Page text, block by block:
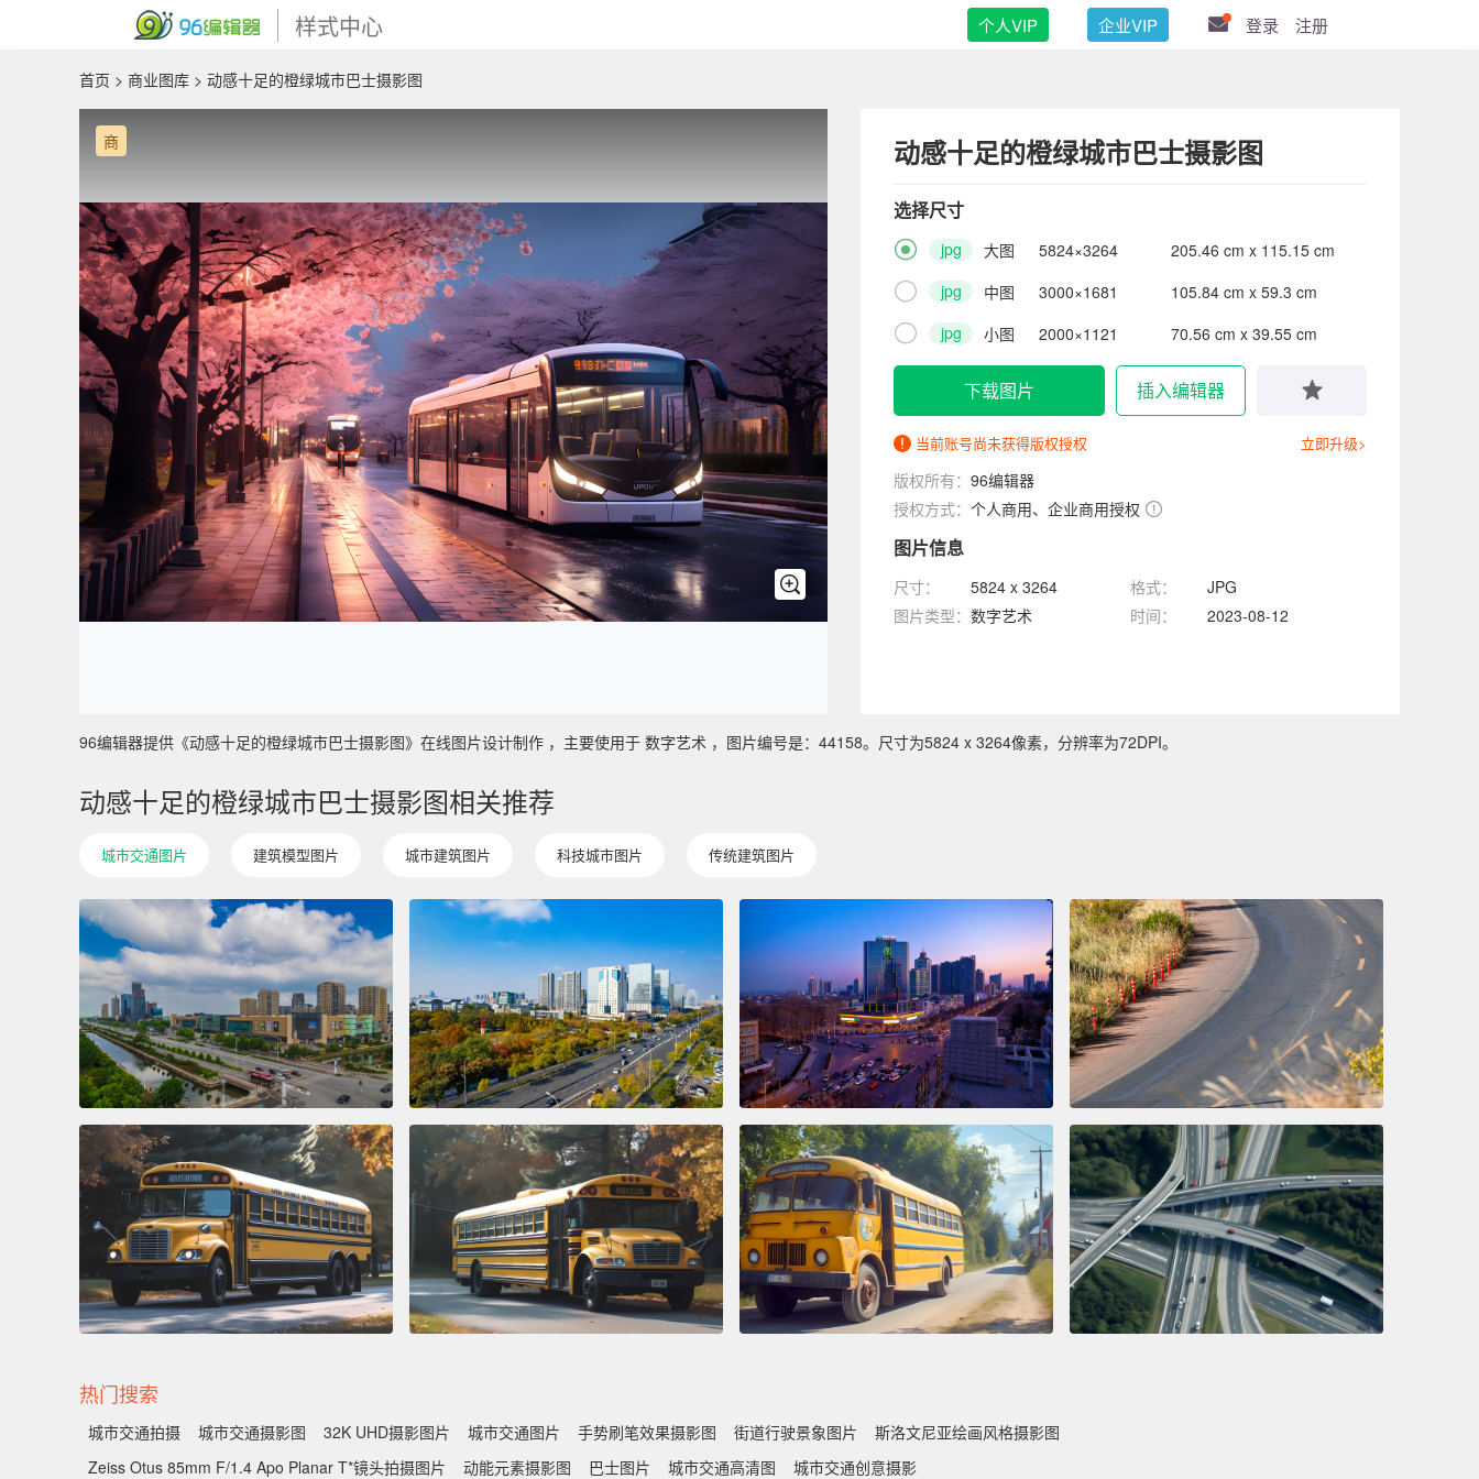
样式中心 个人VIP 企业VIP 登录 注册
首页 > 商业图库 > 动感十足的橙绿城市巴士摄影图
商 动感十足的橙绿城市巴士摄影图
选择尺寸
 jpg 大图 5824×3264 205.46 cm x 115.15 cm
 jpg 中图 3000×1681 105.84 cm x 59.3 cm
 jpg 小图 2000×1121 70.56 cm x 39.55 cm
下载图片 插入编辑器
当前账号尚未获得版权授权 立即升级>
版权所有： 96编辑器
授权方式： 个人商用、企业商用授权
图片信息
尺寸： 5824 x 3264 格式：
JPG
图片类型： 数字艺术 时间： 2023-08-12
96编辑器提供《动感十足的橙绿城市巴士摄影图》在线图片设计制作 ，主要使用于 数字艺术 ，图片编号是：44158。尺寸为5824 x 3264像素，分辨率为72DPI。
动感十足的橙绿城市巴士摄影图相关推荐
城市交通图片 建筑模型图片 城市建筑图片 科技城市图片 传统建筑图片
热门搜索
城市交通拍摄 城市交通摄影图 32K UHD摄影图片 城市交通图片 手势刷笔效果摄影图 街道行驶景象图片
斯洛文尼亚绘画风格摄影图
Zeiss Otus 85mm F/1.4 Apo Planar T*镜头拍摄图片
动能元素摄影图 巴士图片 城市交通高清图 城市交通创意摄影